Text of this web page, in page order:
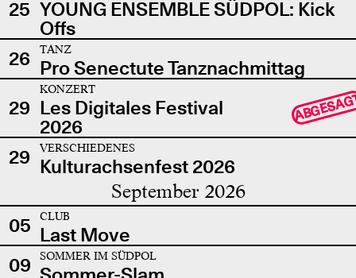
25 YOUNG ENSEMBLE SÜDPOL: Kick
Offs
26
TANZ
Pro Senectute Tanznachmittag
29
KONZERT
Les Digitales Festival
2026
29 VERSCHIEDENES
Kulturachsenfest 2026
September 2026
05 CLUB
Last Move
09
SOMMER IM SÜDPOL